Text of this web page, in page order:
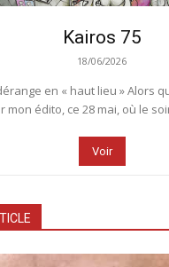
Kairos 75
18/06/2026
en « haut lieu » Alors
mon édito, ce 28 mai, où le
Voir